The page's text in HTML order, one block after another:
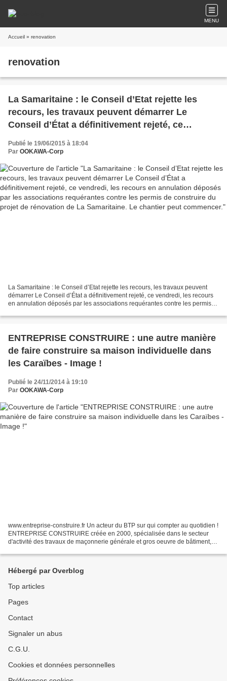
MENU
Accueil » renovation
renovation
La Samaritaine : le Conseil d’Etat rejette les
recours, les travaux peuvent démarrer Le
Conseil d’État a définitivement rejeté, ce
vendredi, les recours en annulation déposés par
les associations requérantes contre les permis
Samaritaine. Le chantier peut commencer.
Publié le 19/06/2015 à 18:04
Par OOKAWA-Corp
La Samaritaine : le Conseil d’Etat rejette les recours, les travaux peuvent
démarrer Le Conseil d’État a définitivement rejeté, ce vendredi, les recours
en annulation déposés par les associations requérantes contre les permis
ENTREPRISE CONSTRUIRE : une autre manière
de faire construire sa maison individuelle dans
les Caraïbes - Image !
Publié le 24/11/2014 à 19:10
Par OOKAWA-Corp
www.entreprise-construire.fr Un acteur du BTP sur qui compter au quotidien !
ENTREPRISE CONSTRUIRE créée en 2000, spécialisée dans le secteur
d'activité des travaux de maçonnerie générale et gros oeuvre de bâtiment,
Hébergé par Overblog
Top articles
Pages
Contact
Signaler un abus
C.G.U.
Cookies et données personnelles